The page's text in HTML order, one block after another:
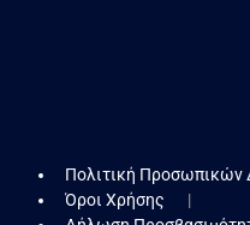
Πολιτική
Όροι Χρήσης